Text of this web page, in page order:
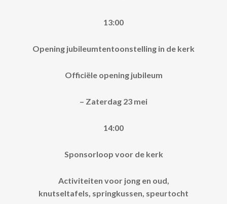
13:00
Opening jubileumtentoonstelling in de kerk
Officiële opening jubileum
– Zaterdag 23 mei
14:00
Sponsorloop voor de kerk
Activiteiten voor jong en oud,
knutseltafels, springkussen, speurtocht